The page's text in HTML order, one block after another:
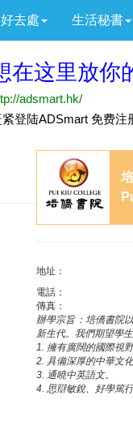
好去處 生活秘書
地址：
電話：
傳真：
辦學宗旨： 培僑書院
新生代。我們期望學生
1. 擁有廣闊的國際視野
2. 具備深厚的中華文
3. 通曉中英語文。
4. 思辯敏銳、好學篤